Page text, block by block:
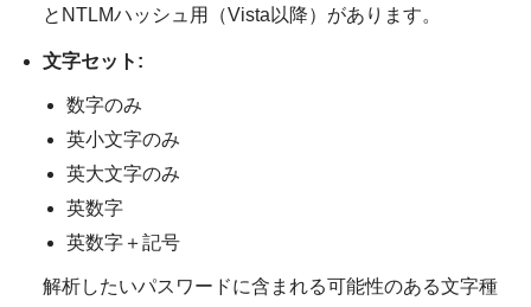
とNTLMハッシュ用（Vista以降）があります。
文字セット:
数字のみ
英小文字のみ
英大文字のみ
英数字
英数字＋記号
解析したいパスワードに含まれる可能性のある文字種